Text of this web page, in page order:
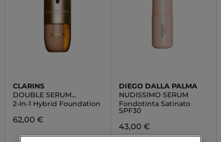
CLARINS
DOUBLE SERUM
FOUNDATION
2-In-1 Hybrid Foundation
62,00 €
DIEGO DALLA PALMA
NUDISSIMO SERUM
Fondotinta Satinato
SPF30
43,00 €